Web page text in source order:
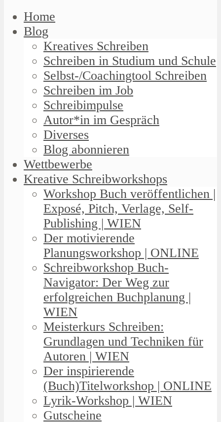
Home
Blog
Kreatives Schreiben
Schreiben in Studium und Schule
Selbst-/Coachingtool Schreiben
Schreiben im Job
Schreibimpulse
Autor*in im Gespräch
Diverses
Blog abonnieren
Wettbewerbe
Kreative Schreibworkshops
Workshop Buch veröffentlichen |
Exposé, Pitch, Verlage, Self-
Publishing | WIEN
Der motivierende
Planungsworkshop | ONLINE
Schreibworkshop Buch-
Navigator: Der Weg zur
erfolgreichen Buchplanung |
WIEN
Meisterkurs Schreiben:
Grundlagen und Techniken für
Autoren | WIEN
Der inspirierende
(Buch)Titelworkshop | ONLINE
Lyrik-Workshop | WIEN
Gutscheine